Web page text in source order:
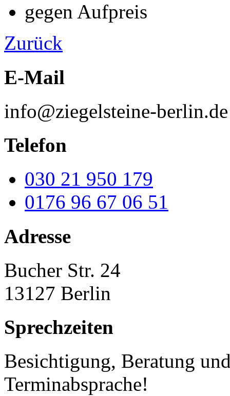
gegen Aufpreis
Zurück
E-Mail
info@ziegelsteine-berlin.de
Telefon
030 21 950 179
0176 96 67 06 51
Adresse
Bucher Str. 24
13127 Berlin
Sprechzeiten
Besichtigung, Beratung
Terminabsprache!